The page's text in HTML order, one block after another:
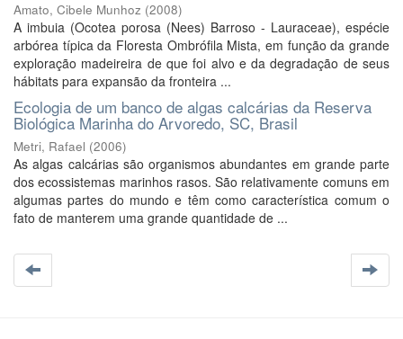
Amato, Cibele Munhoz (2008)
A imbuia (Ocotea porosa (Nees) Barroso - Lauraceae), espécie
arbórea típica da Floresta Ombrófila Mista, em função da grande
exploração madeireira de que foi alvo e da degradação de seus
hábitats para expansão da fronteira ...
Ecologia de um banco de algas calcárias da Reserva
Biológica Marinha do Arvoredo, SC, Brasil
Metri, Rafael (2006)
As algas calcárias são organismos abundantes em grande parte
dos ecossistemas marinhos rasos. São relativamente comuns em
algumas partes do mundo e têm como característica comum o
fato de manterem uma grande quantidade de ...